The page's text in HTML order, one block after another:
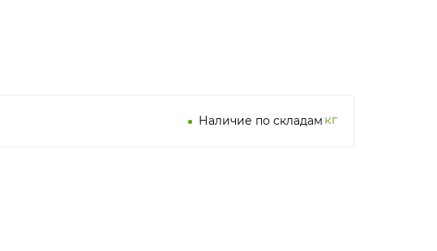
Наличие по складам кг